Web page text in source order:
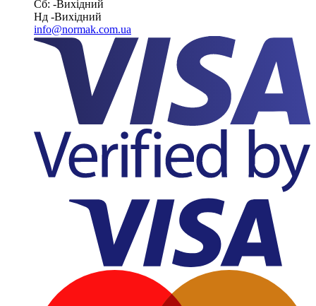
Сб: -Вихiдний
Нд -Вихiдний
info@normak.com.ua